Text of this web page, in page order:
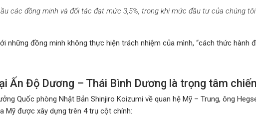
các đồng minh và đối tác đạt mức 3,5%, trong khi mức đầu tư của chúng
những đồng minh không thực hiện trách nhiệm của mình, “cách thức hành
Ấn Độ Dương – Thái Bình Dương là trọng tâm
Quốc phòng Nhật Bản Shinjiro Koizumi về quan hệ Mỹ – Trung, ông
Mỹ được xây dựng trên 4 trụ cột chính: